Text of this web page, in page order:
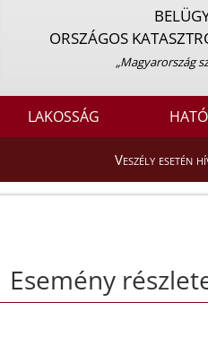
ORSZÁGOS
„Magyarország
LAKOSSÁG
Veszély esetén
Esemény